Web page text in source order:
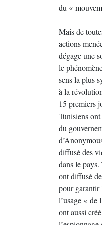
du «
Mais de
actions
dégage une
le
sens la plus
à la
15 premiers
Tunisiens
du
diffusé des
dans le
ont diffusé
pour garantir
l’usage « de
ont aussi